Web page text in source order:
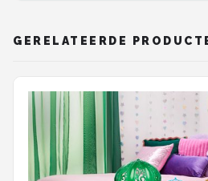
GERELATEERDE